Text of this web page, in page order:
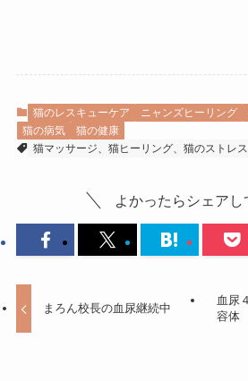
猫のレスキューケア ニャンズヒーリング
猫の病気
猫の健康
猫マッサージ、猫ヒーリング、猫のストレ
よかったらシェアし
まろん校長の血尿継続中
血尿
容体